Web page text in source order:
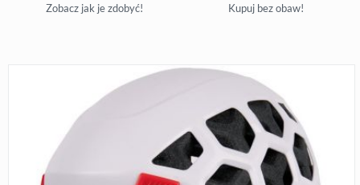
Zobacz jak je zdobyć! Kupuj bez obaw!